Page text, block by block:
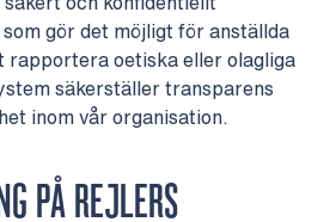
gör det möjligt för anställda
rapportera oetiska eller olagliga
säkerställer transparens
inom vår organisation.
PÅ REJLERS